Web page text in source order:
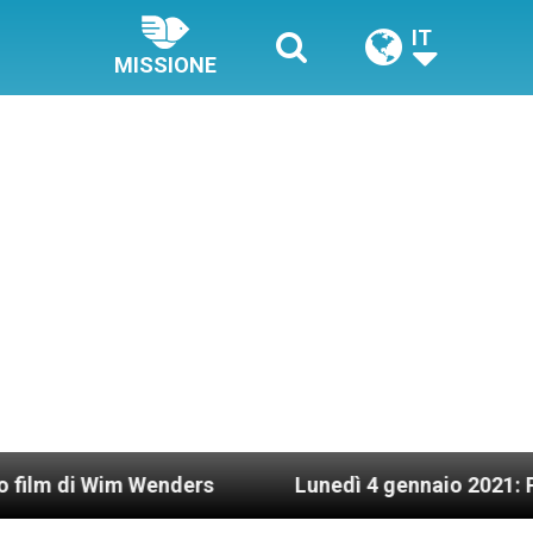
MISSIONE
IT
Wenders Lunedì 4 gennaio 2021: Possesso